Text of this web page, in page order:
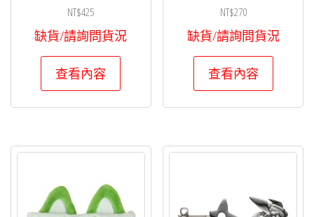
NT$425
缺貨/請詢問貨況
查看內容
NT$270
缺貨/請詢問貨況
查看內容